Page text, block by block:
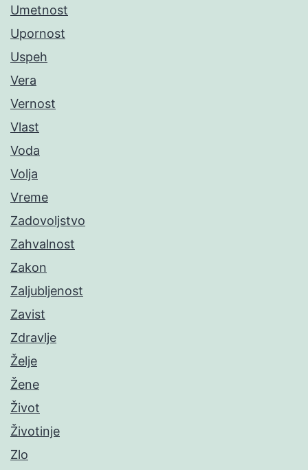
Umetnost
Upornost
Uspeh
Vera
Vernost
Vlast
Voda
Volja
Vreme
Zadovoljstvo
Zahvalnost
Zakon
Zaljubljenost
Zavist
Zdravlje
Želje
Žene
Život
Životinje
Zlo